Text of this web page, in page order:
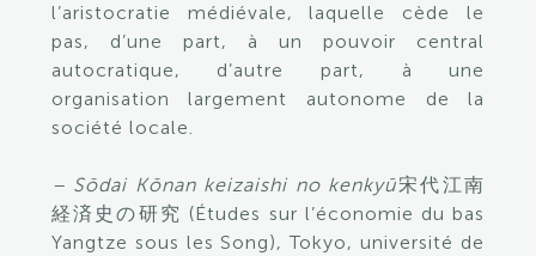
l’aristocratie médiévale, laquelle cède le
pas, d’une part, à un pouvoir central
autocratique, d’autre part, à une
organisation largement autonome de la
société locale.
– Sōdai Kōnan keizaishi no kenkyū宋代江南
経済史の研究 (Études sur l’économie du bas
Yangtze sous les Song), Tokyo, université de